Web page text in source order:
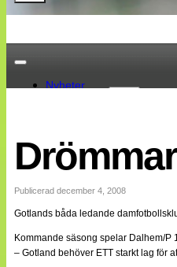
Nyheter
EM 2013
Bildreportage
Bloggar
Lagen
Webb-TV
Publicerad december 4, 2008
Gotlands båda ledande
Kommande säsong spelar Dalhem/
– Gotland behöver ETT starkt lag för